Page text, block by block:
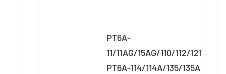
PT6A-
11/11AG/15AG/110/112/121
PT6A-114/114A/135/135A